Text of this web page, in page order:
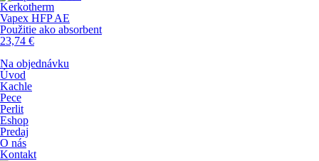
Kerkotherm
Vapex HFP AE
Použitie ako absorbent
23,74 €
Na objednávku
Úvod
Kachle
Pece
Perlit
Eshop
Predaj
O nás
Kontakt